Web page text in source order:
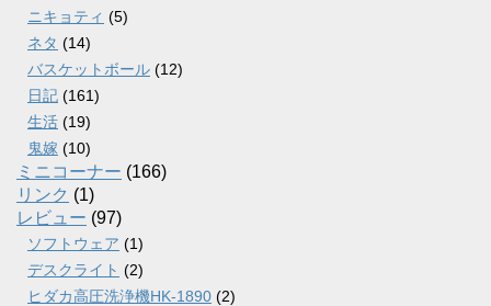
ニキョティ (5)
ネタ (14)
バスケットボール (12)
日記 (161)
生活 (19)
鬼嫁 (10)
ミニコーナー (166)
リンク (1)
レビュー (97)
ソフトウェア (1)
デスクライト (2)
ヒダカ高圧洗浄機HK-1890 (2)